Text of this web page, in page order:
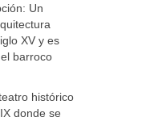
Un
XV y es
barroco
histórico
donde se